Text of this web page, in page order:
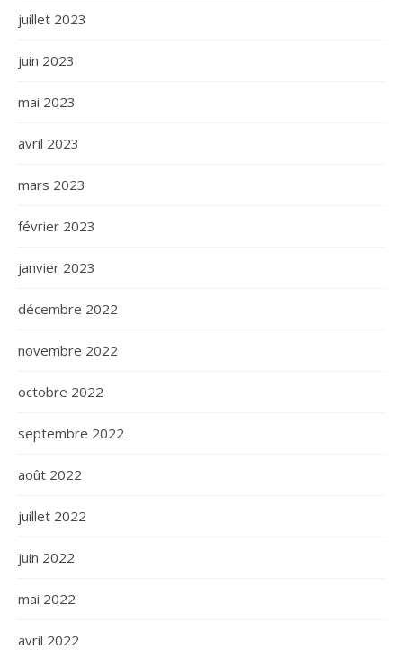
juillet 2023
juin 2023
mai 2023
avril 2023
mars 2023
février 2023
janvier 2023
décembre 2022
novembre 2022
octobre 2022
septembre 2022
août 2022
juillet 2022
juin 2022
mai 2022
avril 2022